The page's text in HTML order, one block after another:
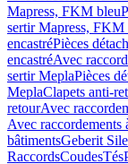
Mapress, FKM bleu
sertir Mapress, FKM
encastréPièces
encastréAvec
sertir MeplaPièces
MeplaClapets anti-
retourAvec
Avec raccordements
bâtimentsGeberit
RaccordsCoudesTés